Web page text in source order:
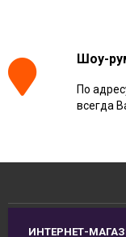
Шоу-
По
всегда
ИНТЕРНЕТ-